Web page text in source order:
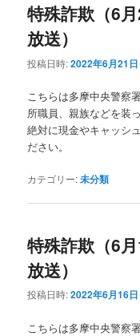
特殊詐欺（6
放送）
投稿日時:2022年6月21
こちらは多摩中央警察
所職員、親族などを装
絶対に現金やキャッシ
ださい。
カテゴリー:未分類
特殊詐欺（6
放送）
投稿日時:2022年6月16
こちらは多摩中央警察